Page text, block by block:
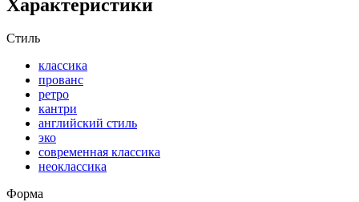
Характеристики
Стиль
классика
прованс
ретро
кантри
английский стиль
эко
современная классика
неоклассика
Форма